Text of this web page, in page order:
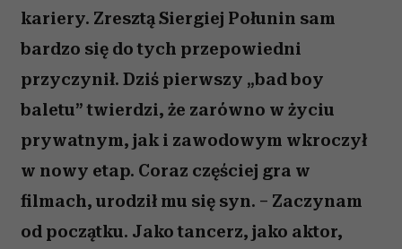
kariery. Zresztą Siergiej Połunin sam
bardzo się do tych przepowiedni
przyczynił. Dziś pierwszy „bad boy
baletu” twierdzi, że zarówno w życiu
prywatnym, jak i zawodowym wkroczył
w nowy etap. Coraz częściej gra w
filmach, urodził mu się syn. – Zaczynam
od początku. Jako tancerz, jako aktor,